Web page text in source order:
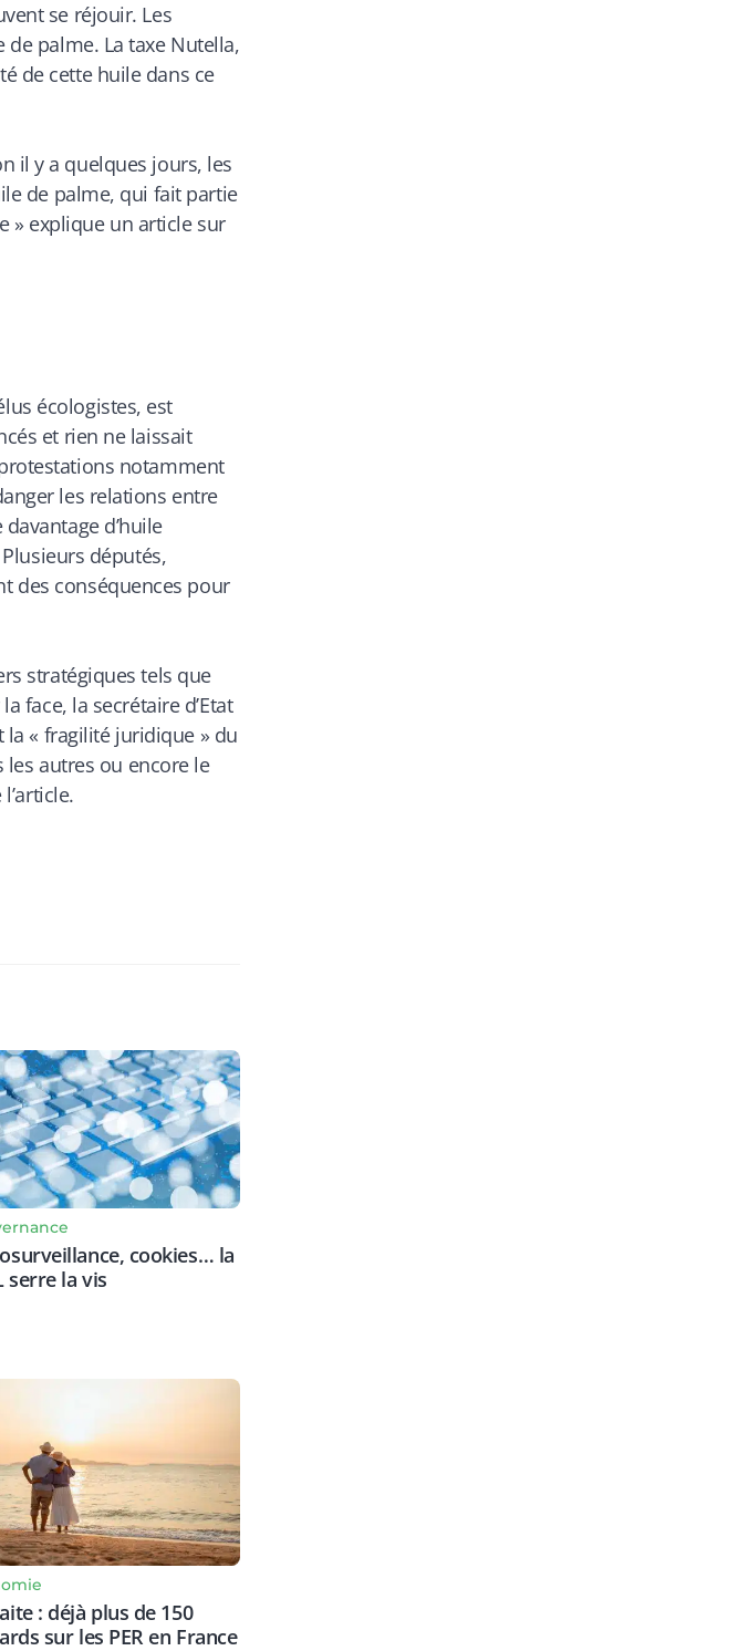
se réjouir. Les
palme. La taxe Nutella,
de cette huile dans ce
il y a quelques jours, les
de palme, qui fait partie
» explique un article sur
écologistes, est
et rien ne laissait
notamment
les relations entre
d’huile
députés,
des conséquences pour
stratégiques tels que
face, la secrétaire d’Etat
la « fragilité juridique » du
autres ou encore le
cookies… la
serre la vis
: déjà plus de 150
sur les PER en France